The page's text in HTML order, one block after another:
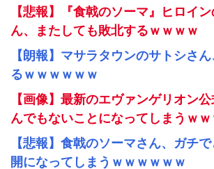
【悲報】『食戟のソーマ』ヒロイ
ん、またしても敗北するｗｗｗｗ
【朗報】マサラタウンのサトシさ
るｗｗｗｗｗｗ
【画像】最新のエヴァンゲリオン
んでもないことになってしまうｗｗ
【悲報】食戟のソーマさん、ガチ
開になってしまうｗｗｗｗｗｗ